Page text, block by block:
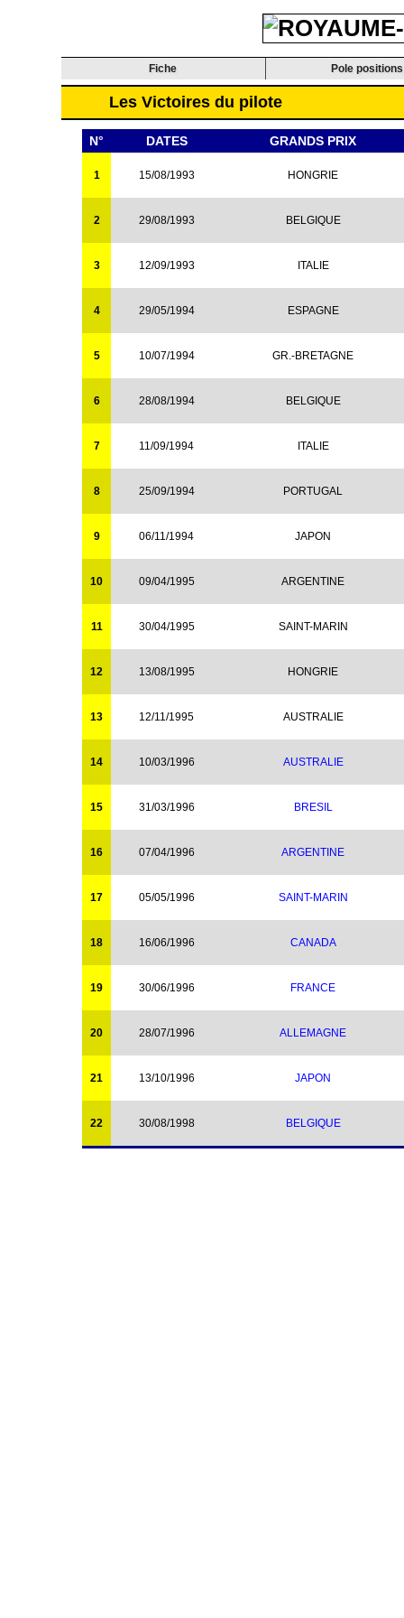
Fiche Pole positions
Les Victoires du pilote
N° DATES GRANDS PRIX
1 15/08/1993 HONGRIE
2 29/08/1993 BELGIQUE
3 12/09/1993 ITALIE
4 29/05/1994 ESPAGNE
5 10/07/1994 GR.-BRETAGNE
6 28/08/1994 BELGIQUE
7 11/09/1994 ITALIE
8 25/09/1994 PORTUGAL
9 06/11/1994 JAPON
10 09/04/1995 ARGENTINE
11 30/04/1995 SAINT-MARIN
12 13/08/1995 HONGRIE
13 12/11/1995 AUSTRALIE
14 10/03/1996 AUSTRALIE
15 31/03/1996 BRESIL
16 07/04/1996 ARGENTINE
17 05/05/1996 SAINT-MARIN
18 16/06/1996 CANADA
19 30/06/1996 FRANCE
20 28/07/1996 ALLEMAGNE
21 13/10/1996 JAPON
22 30/08/1998 BELGIQUE